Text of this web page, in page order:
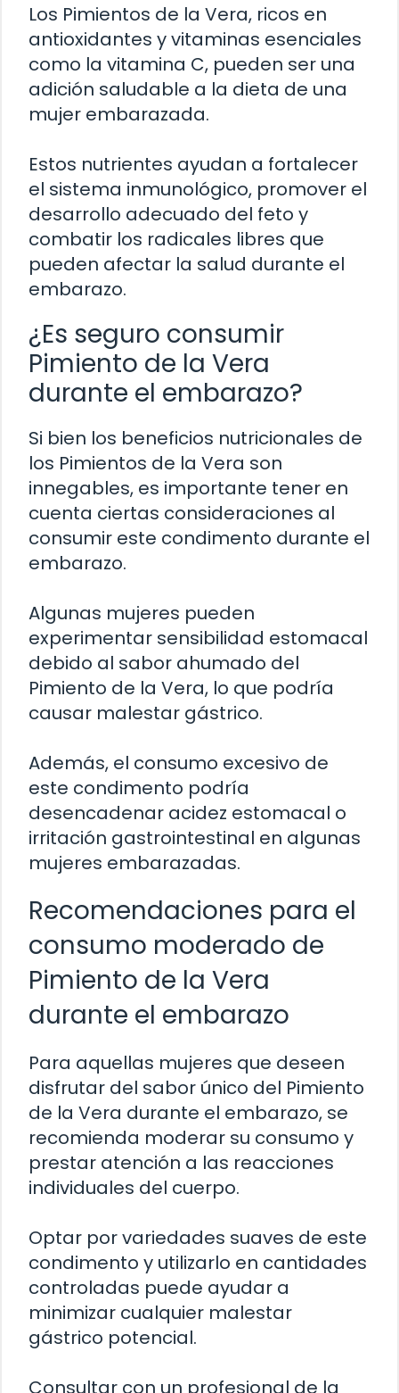
Los Pimientos de la Vera, ricos en
antioxidantes y vitaminas esenciales
como la vitamina C, pueden ser una
adición saludable a la dieta de una
mujer embarazada.
Estos nutrientes ayudan a fortalecer
el sistema inmunológico, promover el
desarrollo adecuado del feto y
combatir los radicales libres que
pueden afectar la salud durante el
embarazo.
¿Es seguro consumir
Pimiento de la Vera
durante el embarazo?
Si bien los beneficios nutricionales de
los Pimientos de la Vera son
innegables, es importante tener en
cuenta ciertas consideraciones al
consumir este condimento durante el
embarazo.
Algunas mujeres pueden
experimentar sensibilidad estomacal
debido al sabor ahumado del
Pimiento de la Vera, lo que podría
causar malestar gástrico.
Además, el consumo excesivo de
este condimento podría
desencadenar acidez estomacal o
irritación gastrointestinal en algunas
mujeres embarazadas.
Recomendaciones para el
consumo moderado de
Pimiento de la Vera
durante el embarazo
Para aquellas mujeres que deseen
disfrutar del sabor único del Pimiento
de la Vera durante el embarazo, se
recomienda moderar su consumo y
prestar atención a las reacciones
individuales del cuerpo.
Optar por variedades suaves de este
condimento y utilizarlo en cantidades
controladas puede ayudar a
minimizar cualquier malestar
gástrico potencial.
Consultar con un profesional de la